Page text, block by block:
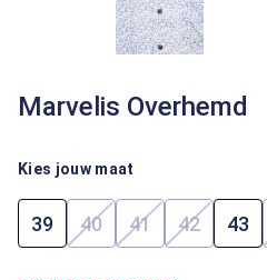
Marvelis Overhemd
Kies jouw maat
39 40(Deze optie is
41(Deze optie is
42(Deze43